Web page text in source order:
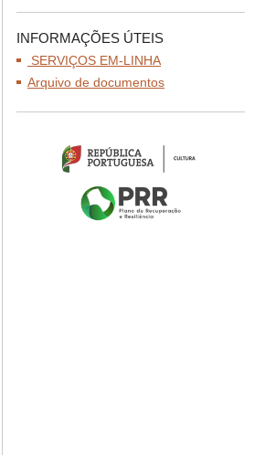
INFORMAÇÕES ÚTEIS
SERVIÇOS EM-LINHA
Arquivo de documentos